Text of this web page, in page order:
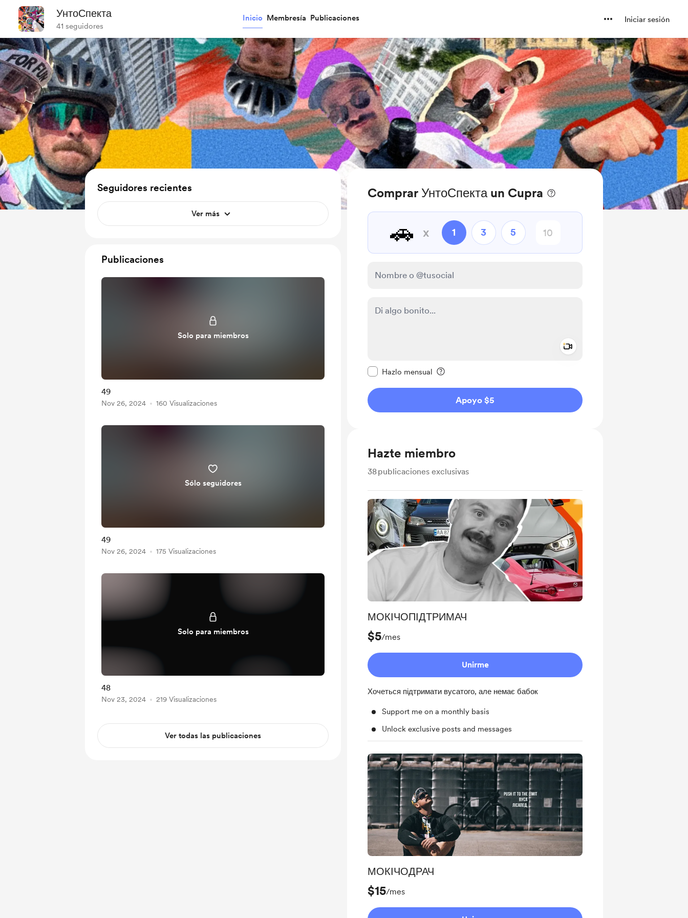
УнтоСпекта
41 seguidores
Inicio Membresía Publicaciones Iniciar sesión
Comprar УнтоСпекта un Cupra
🚗 x 1 3 5
Hazlo mensual
Apoyo $5
Hazte miembro
38publicaciones exclusivas
МОКІЧОПІДТРИМАЧ
$5/mes
Unirme
Хочеться підтримати вусатого, але немає бабок
Support me on a monthly basis
Unlock exclusive posts and messages
МОКІЧОДРАЧ
$15/mes
Seguidores recientes
Ver más
Publicaciones
Solo para miembros
49
Nov 26, 2024 160 Visualizaciones
Sólo seguidores
49
Nov 26, 2024 175 Visualizaciones
Solo para miembros
48
Nov 23, 2024 219 Visualizaciones
Ver todas las publicaciones